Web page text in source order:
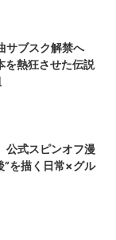
サブスク解禁へ
を熱狂させた伝説
公式スピンオフ漫
”を描く日常×グル